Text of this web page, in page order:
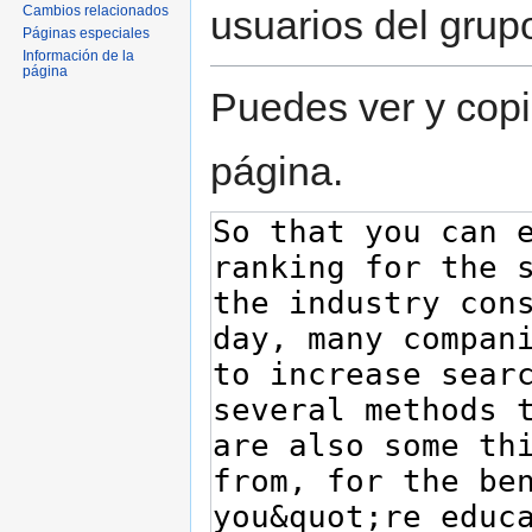
usuarios del
Puedes ver y
página.
Cambios relacionados
Páginas especiales
Información de la
página